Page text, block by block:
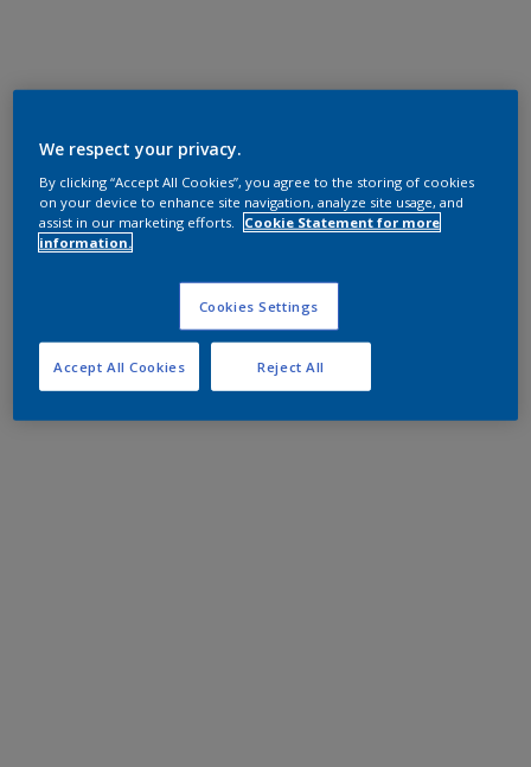
We respect your privacy.
By clicking “Accept All Cookies”, you agree to the storing of cookies
on your device to enhance site navigation, analyze site usage, and
assist in our marketing efforts.
Cookie Statement for more
information.
Cookies Settings
Reject All
Accept All Cookies